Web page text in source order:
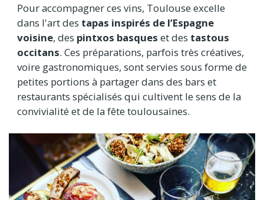
Pour accompagner ces vins, Toulouse excelle
dans l'art des tapas inspirés de l’Espagne
voisine, des pintxos basques et des tastous
occitans. Ces préparations, parfois très créatives,
voire gastronomiques, sont servies sous forme de
petites portions à partager dans des bars et
restaurants spécialisés qui cultivent le sens de la
convivialité et de la fête toulousaines.